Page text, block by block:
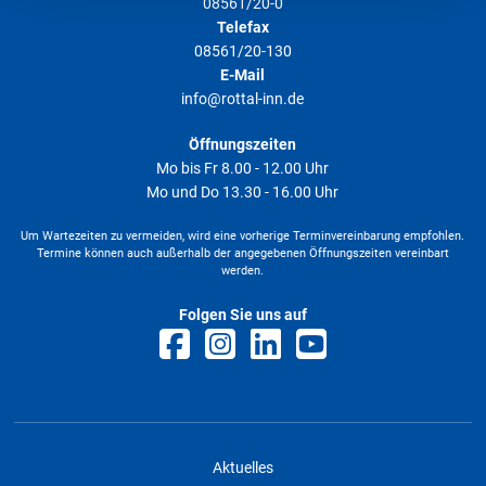
08561/20-0
Telefax
08561/20-130
E-Mail
info@rottal-inn.de
Öffnungszeiten
Mo bis Fr 8.00 - 12.00 Uhr
Mo und Do 13.30 - 16.00 Uhr
Um Wartezeiten zu vermeiden, wird eine vorherige Terminvereinbarung empfohlen.
Termine können auch außerhalb der angegebenen Öffnungszeiten vereinbart
werden.
Folgen Sie uns auf
Aktuelles